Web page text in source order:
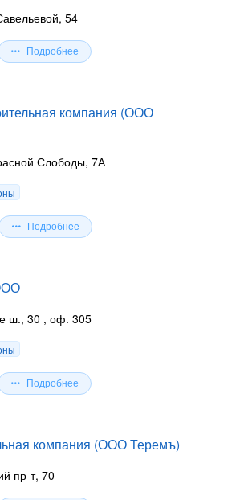
54
Подробнее
компания (ООО
Слободы, 7А
Подробнее
ш., 30 , оф. 305
Подробнее
компания (ООО Теремъ)
пр-т, 70